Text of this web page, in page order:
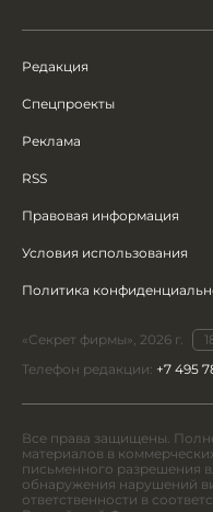
Редакция
Спецпроекты
Реклама
RSS
Правовая информация
Условия использования
Политика
«Секрет фирмы», 2026 г.
Телефон редакции: +7 495
Все права защищены.
материалов в
письменного разрешения
обнаружения нарушений
ответственности в